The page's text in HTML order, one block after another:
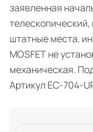
заявленная
телескопический,
штатные места,
MOSFET не
механическая.
Артикул EC-704-